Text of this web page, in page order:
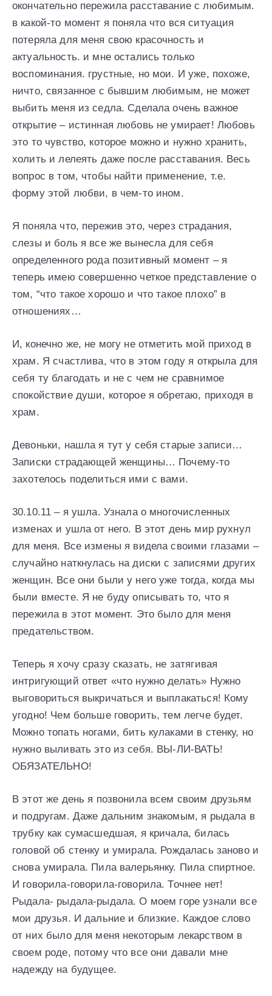
окончательно пережила расставание с любимым.
в какой-то момент я поняла что вся ситуация
потеряла для меня свою красочность и
актуальность. и мне остались только
воспоминания. грустные, но мои. И уже, похоже,
ничто, связанное с бывшим любимым, не может
выбить меня из седла. Сделала очень важное
открытие – истинная любовь не умирает! Любовь
это то чувство, которое можно и нужно хранить,
холить и лелеять даже после расставания. Весь
вопрос в том, чтобы найти применение, т.е.
форму этой любви, в чем-то ином.
Я поняла что, пережив это, через страдания,
слезы и боль я все же вынесла для себя
определенного рода позитивный момент – я
теперь имею совершенно четкое представление о
том, “что такое хорошо и что такое плохо” в
отношениях…
И, конечно же, не могу не отметить мой приход в
храм. Я счастлива, что в этом году я открыла для
себя ту благодать и не с чем не сравнимое
спокойствие души, которое я обретаю, приходя в
храм.
Девоньки, нашла я тут у себя старые записи…
Записки страдающей женщины… Почему-то
захотелось поделиться ими с вами.
30.10.11 – я ушла. Узнала о многочисленных
изменах и ушла от него. В этот день мир рухнул
для меня. Все измены я видела своими глазами –
случайно наткнулась на диски с записями других
женщин. Все они были у него уже тогда, когда мы
были вместе. Я не буду описывать то, что я
пережила в этот момент. Это было для меня
предательством.
Теперь я хочу сразу сказать, не затягивая
интригующий ответ «что нужно делать» Нужно
выговориться выкричаться и выплакаться! Кому
угодно! Чем больше говорить, тем легче будет.
Можно топать ногами, бить кулаками в стенку, но
нужно выливать это из себя. ВЫ-ЛИ-ВАТЬ!
ОБЯЗАТЕЛЬНО!
В этот же день я позвонила всем своим друзьям
и подругам. Даже дальним знакомым, я рыдала в
трубку как сумасшедшая, я кричала, билась
головой об стенку и умирала. Рождалась заново и
снова умирала. Пила валерьянку. Пила спиртное.
И говорила-говорила-говорила. Точнее нет!
Рыдала- рыдала-рыдала. О моем горе узнали все
мои друзья. И дальние и близкие. Каждое слово
от них было для меня некоторым лекарством в
своем роде, потому что все они давали мне
надежду на будущее.